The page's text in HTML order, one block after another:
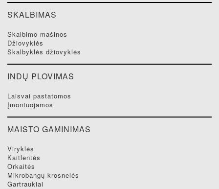
SKALBIMAS
skalbimo mašinos
džiovyklės
skalbyklės džiovyklės
INDŲ PLOVIMAS
laisvai pastatomos
įmontuojamos
MAISTO GAMINIMAS
viryklės
kaitlentės
orkaitės
mikrobangų krosnelės
gartraukiai